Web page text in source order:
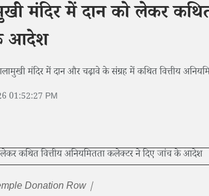
मंदिर में दान को लेकर कथित
आदेश
मंदिर में दान और चढ़ावे के संग्रह में कथित वित्तीय
01:52:27 PM
Donation Row |